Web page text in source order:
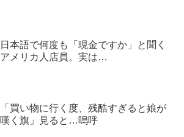
日本語で何度も「現金ですか」と聞く
アメリカ人店員。実は…
「買い物に行く度、残酷すぎると娘が
嘆く旗」見ると…嗚呼